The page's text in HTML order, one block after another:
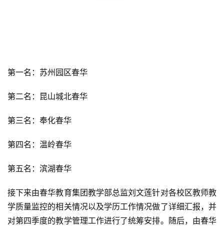
第一名：苏州园区春华
第二名：昆山城北春华
第三名：奉化春华
第四名：温岭春华
第五名：滨湖春华
接下来由春华教育集团教学部总监刘文莲针对各校区教师教
学质量监控的相关情况以及学历工作情况做了详细汇报，并
对第四季度的教学管理工作进行了统筹安排。随后，由春华